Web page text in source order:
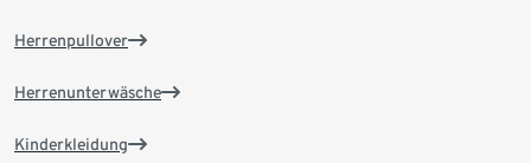
Herrenpullover
Herrenunterwäsche
Kinderkleidung